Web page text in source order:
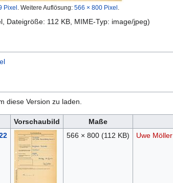
Pixel Weitere Auflösung: 566 × 800 Pixel
Dateigröße: 112 KB, MIME-Typ: image/jpeg)
diese Version zu laden.
Vorschaubild Maße
566 × 800 (112 KB) Uwe Möller